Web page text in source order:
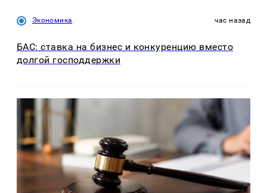
Экономика час назад
БАС: ставка на бизнес и конкуренцию вместо
долгой господдержки